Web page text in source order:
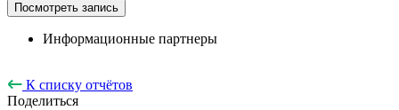
Посмотреть запись
Информационные партнеры
К списку отчётов
Поделиться